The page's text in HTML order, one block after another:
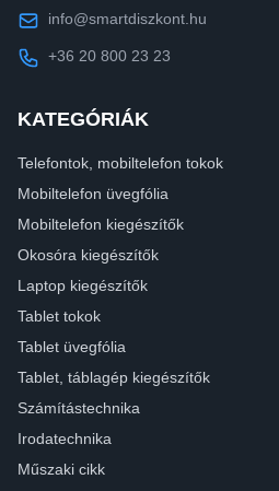
info@smartdiszkont.hu
+36 20 800 23 23
KATEGÓRIÁK
Telefontok, mobiltelefon tokok
Mobiltelefon üvegfólia
Mobiltelefon kiegészítők
Okosóra kiegészítők
Laptop kiegészítők
Tablet tokok
Tablet üvegfólia
Tablet, táblagép kiegészítők
Számítástechnika
Irodatechnika
Műszaki cikk